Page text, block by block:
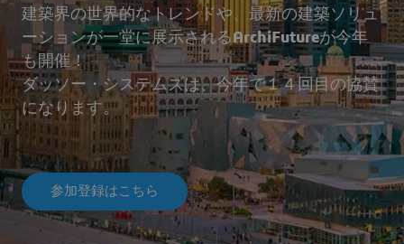
建築界の世界的なトレンドや、最新の建築ソリュ
ーションが一堂に展示されるArchiFutureが今年
も開催！
ダッソー・システムズは、今年で１４回目の協賛
になります。
参加登録はこちら